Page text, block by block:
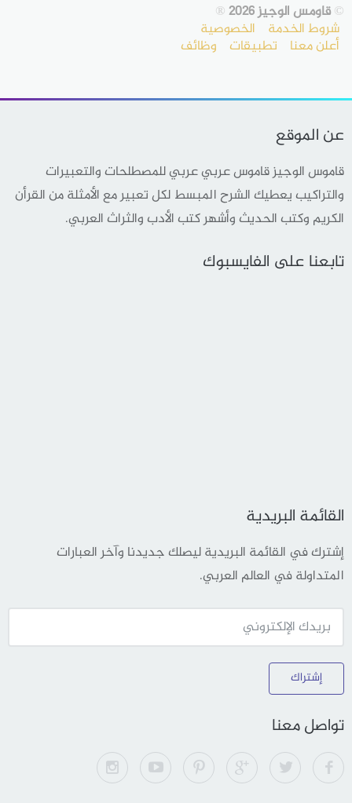
©قاومس الوجيز 2026 ®
شروط الخدمة الخصوصية
أعلن معنا تطبيقات وظائف
عن الموقع
قاموس الوجيز قاموس عربي عربي للمصطلحات والتعبيرات
والتراكيب يعطيك الشرح المبسط لكل تعبير مع الأمثلة من القرأن
الكريم وكتب الحديث وأشهر كتب الأدب والثراث العربي.
تابعنا على الفايسبوك
القائمة البريدية
إشترك في القائمة البريدية ليصلك جديدنا وآخر العبارات
المتداولة في العالم العربي.
إشتراك
تواصل معنا